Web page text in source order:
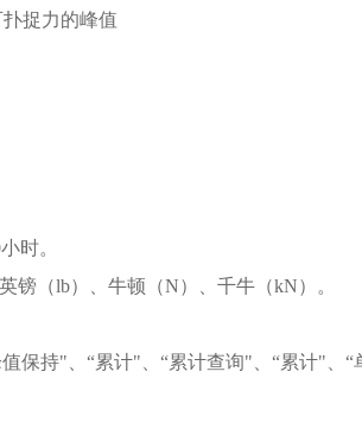
捉力的峰值
时。
镑（lb）、牛顿（N）、千牛（kN）。
保持"、“累计"、“累计查询"、“累计"、“